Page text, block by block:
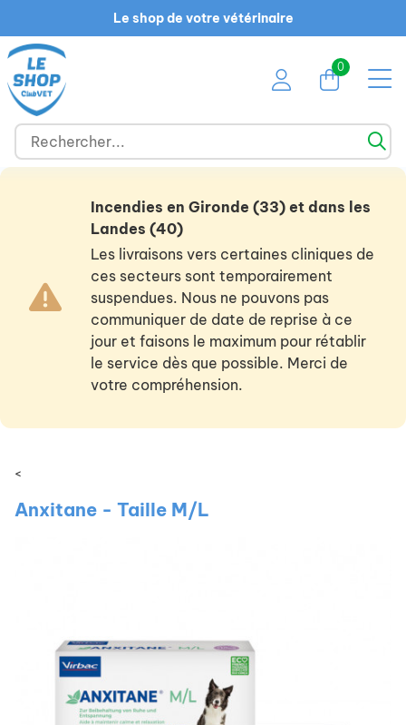
Le shop de votre vétérinaire
0
Incendies en Gironde (33) et dans les
Landes (40)
Les livraisons vers certaines cliniques de
ces secteurs sont temporairement
suspendues. Nous ne pouvons pas
communiquer de date de reprise à ce
jour et faisons le maximum pour rétablir
le service dès que possible. Merci de
votre compréhension.
<
Anxitane - Taille M/L